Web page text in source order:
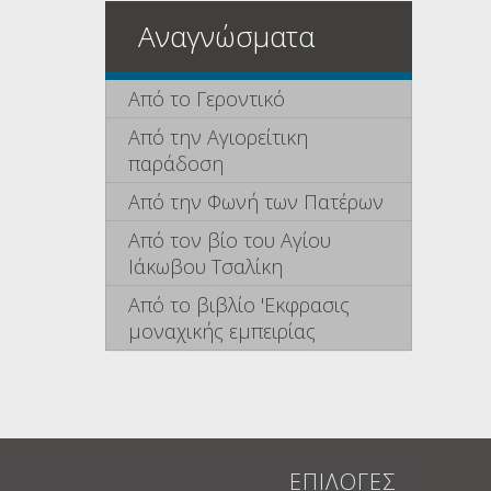
Αναγνώσματα
Από το Γεροντικό
Από την Αγιορείτικη
παράδοση
Από την Φωνή των Πατέρων
Από τον βίο του Αγίου
Ιάκωβου Τσαλίκη
Από το βιβλίο 'Εκφρασις
μοναχικής εμπειρίας
ΕΠΙΛΟΓΕΣ